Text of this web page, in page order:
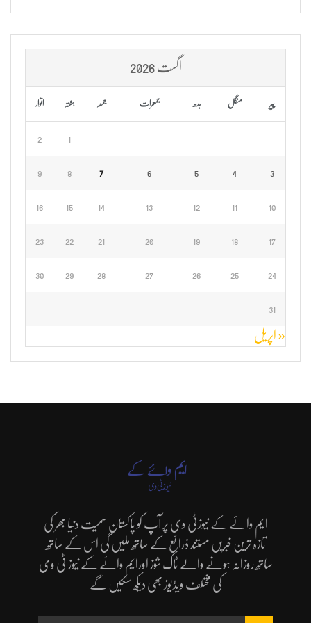
اگست 2026
پیر منگل بدھ جمعرات جمعہ ہفتہ اتوار
1
2
3
4
5
6
7
8
9
10
11
12
13
14
15
16
17
18
19
20
21
22
23
24
25
26
27
28
29
30
31
« اپریل
ایم وائے کے نیوزٹی وی پر آپ کو پاکستان سمیت دنیا بھر کی
تازہ ترین خبریں مستند ذرائع کے ساتھ ملیں گی اس کے ساتھ
ساتھ روزانہ ہونے والے ٹاک شوز اورایم وائے کے نیوز ٹی وی
کی مختلف ویڈیوز بھی دیکھ سکیں گے